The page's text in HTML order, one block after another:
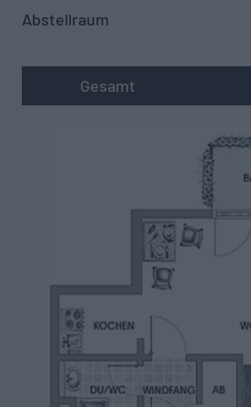
Abstellraum
Gesamt